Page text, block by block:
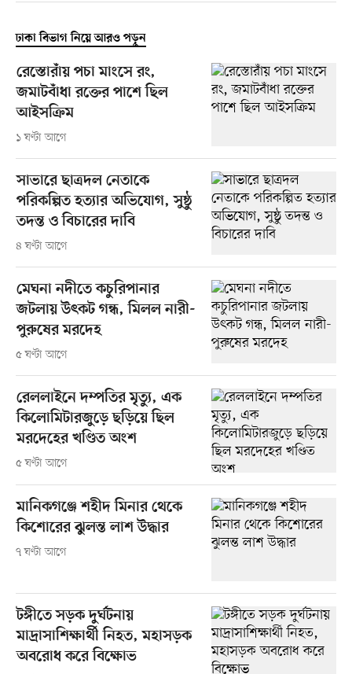
ঢাকা বিভাগ নিয়ে আরও পড়ুন
রেস্তোরাঁয় পচা মাংসে রং,
জমাটবাঁধা রক্তের পাশে ছিল
আইসক্রিম
১ ঘণ্টা আগে
সাভারে ছাত্রদল নেতাকে
পরিকল্পিত হত্যার অভিযোগ, সুষ্ঠু
তদন্ত ও বিচারের দাবি
৪ ঘণ্টা আগে
মেঘনা নদীতে কচুরিপানার
জটলায় উৎকট গন্ধ, মিলল নারী-
পুরুষের মরদেহ
৫ ঘণ্টা আগে
রেললাইনে দম্পতির মৃত্যু, এক
কিলোমিটারজুড়ে ছড়িয়ে ছিল
মরদেহের খণ্ডিত অংশ
৫ ঘণ্টা আগে
মানিকগঞ্জে শহীদ মিনার থেকে
কিশোরের ঝুলন্ত লাশ উদ্ধার
৭ ঘণ্টা আগে
টঙ্গীতে সড়ক দুর্ঘটনায়
মাদ্রাসাশিক্ষার্থী নিহত, মহাসড়ক
অবরোধ করে বিক্ষোভ